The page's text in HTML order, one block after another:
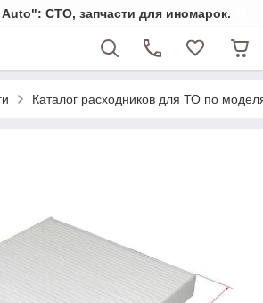
СТО, запчасти для иномарок.
Каталог расходников для ТО по